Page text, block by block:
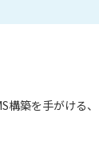
構築を手がける